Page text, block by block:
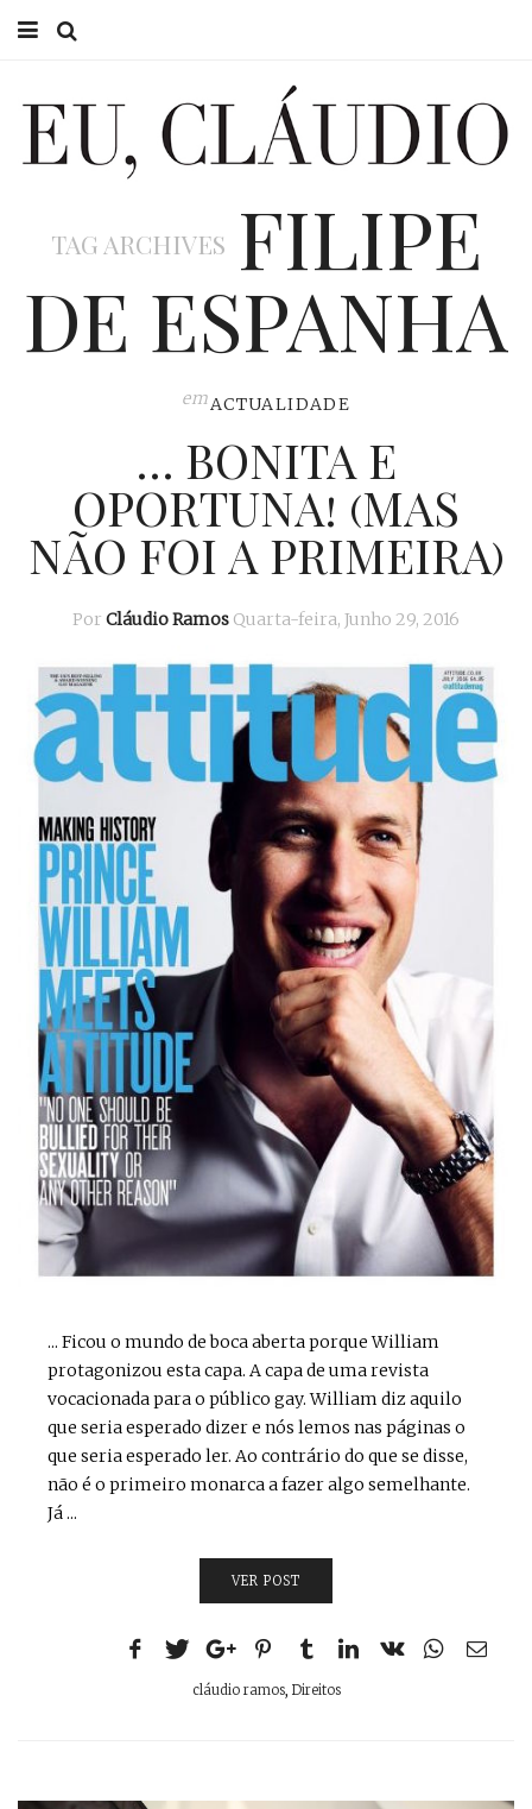
EU CLÁUDIO
EU NA TV
EU, PAI
TAG ARCHIVES FILIPE
DE ESPANHA
emACTUALIDADE
… BONITA E
OPORTUNA! (MAS
NÃO FOI A PRIMEIRA)
Por Cláudio Ramos Quarta-feira, Junho 29, 2016
... Ficou o mundo de boca aberta porque William
protagonizou esta capa. A capa de uma revista
vocacionada para o público gay. William diz aquilo
que seria esperado dizer e nós lemos nas páginas o
que seria esperado ler. Ao contrário do que se disse,
não é o primeiro monarca a fazer algo semelhante.
Já ...
VER POST
cláudio ramos, Direitos